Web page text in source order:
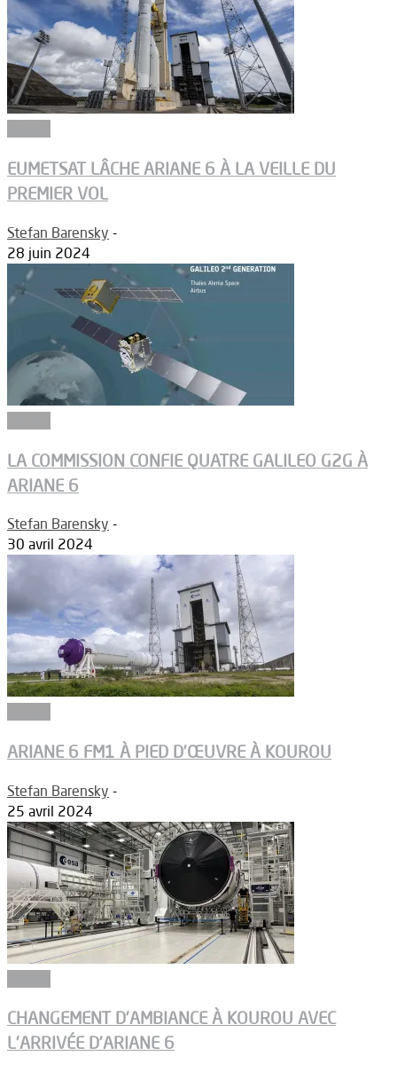
EUMETSAT LÂCHE ARIANE 6 À LA VEILLE DU
PREMIER VOL
Stefan Barensky -
28 juin 2024
LA COMMISSION CONFIE QUATRE GALILEO G2G À
ARIANE 6
Stefan Barensky -
30 avril 2024
ARIANE 6 FM1 À PIED D’ŒUVRE À KOUROU
Stefan Barensky -
25 avril 2024
CHANGEMENT D’AMBIANCE À KOUROU AVEC
L’ARRIVÉE D’ARIANE 6